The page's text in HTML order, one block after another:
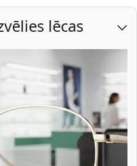
lēcas